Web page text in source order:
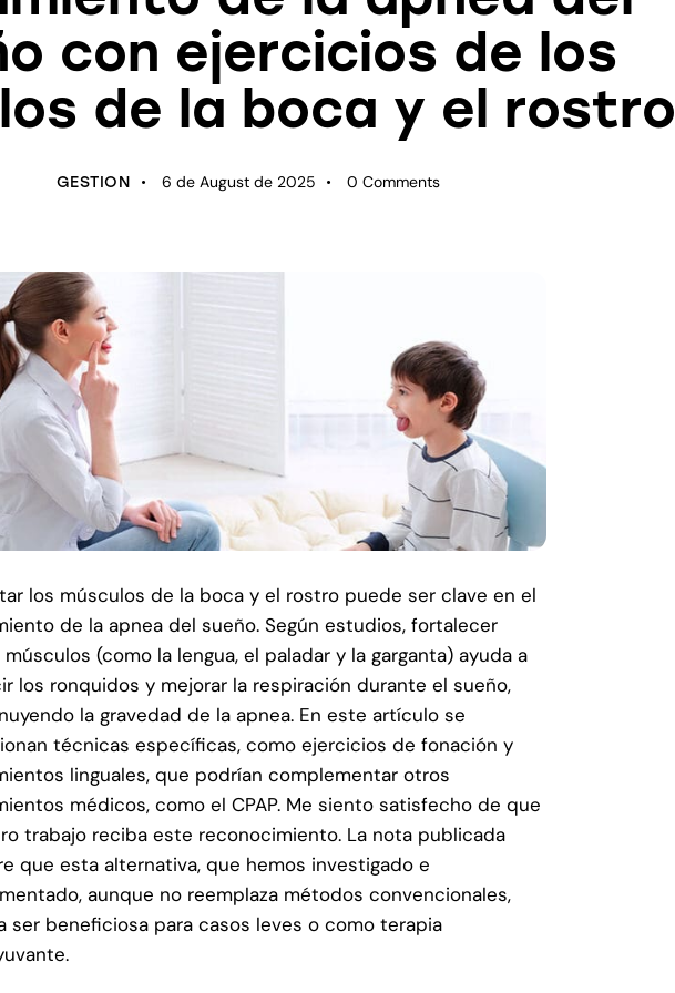
con ejercicios de los
de la boca y el rostro
GESTION 6 de August de 2025 0 Comments
los músculos de la boca y el rostro puede ser clave en el
de la apnea del sueño. Según estudios, fortalecer
(como la lengua, el paladar y la garganta) ayuda a
los ronquidos y mejorar la respiración durante el sueño,
la gravedad de la apnea. En este artículo se
técnicas específicas, como ejercicios de fonación y
linguales, que podrían complementar otros
médicos, como el CPAP. Me siento satisfecho de que
trabajo reciba este reconocimiento. La nota publicada
que esta alternativa, que hemos investigado e
aunque no reemplaza métodos convencionales,
ser beneficiosa para casos leves o como terapia